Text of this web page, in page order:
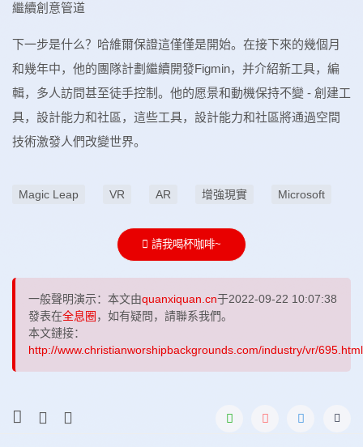
繼續創意管道
下一步是什么？哈維爾保證這僅僅是開始。在接下來的幾個月
和幾年中，他的團隊計劃繼續開發Figmin，并介紹新工具，編
輯，多人訪問甚至徒手控制。他的愿景和動機保持不變 - 創建工
具，設計能力和社區，這些工具，設計能力和社區將通過空間
技術激發人們改變世界。
Magic Leap VR AR 增強現實 Microsoft
請我喝杯咖啡~
一般聲明演示：本文由quanxiquan.cn于2022-09-22 10:07:38
發表在全息圈 ，如有疑問，請聯系我們。
本文鏈接：
http://www.christianworshipbackgrounds.com/industry/vr/695.html